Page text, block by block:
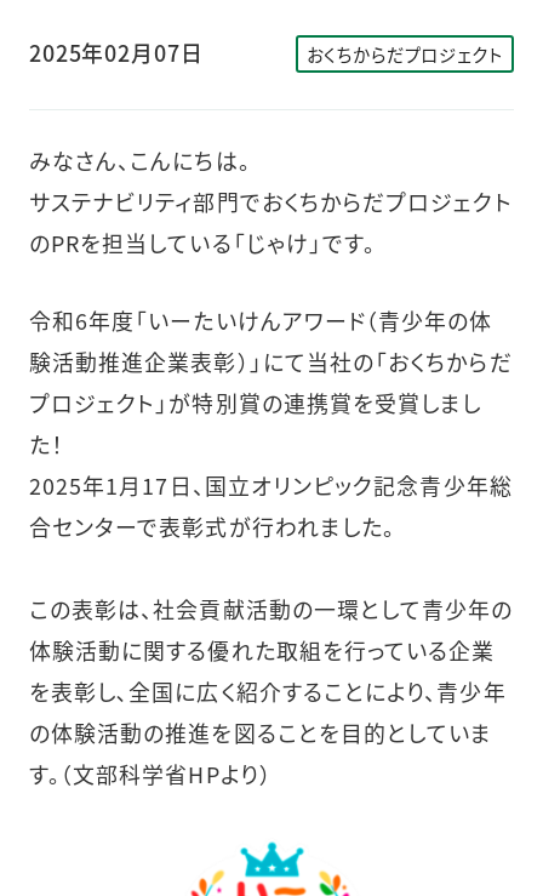
2025年02月07日 おくちからだプロジェクト
みなさん、こんにちは。
サステナビリティ部門でおくちからだプロジェクト
のPRを担当している「じゃけ」です。
令和6年度「いーたいけんアワード（青少年の体
験活動推進企業表彰）」にて当社の「おくちからだ
プロジェクト」が特別賞の連携賞を受賞しまし
た！
2025年1月17日、国立オリンピック記念青少年総
合センターで表彰式が行われました。
この表彰は、社会貢献活動の一環として青少年の
体験活動に関する優れた取組を行っている企業
を表彰し､全国に広く紹介することにより、青少年
の体験活動の推進を図ることを目的としていま
す。（文部科学省HPより）